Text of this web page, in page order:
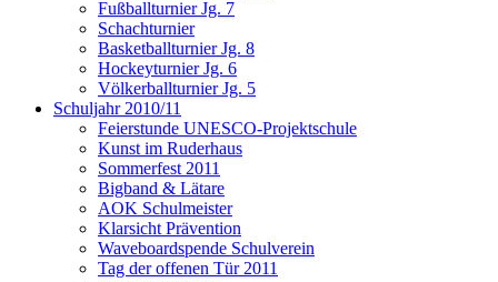
Fußballturnier Jg. 7
Schachturnier
Basketballturnier Jg. 8
Hockeyturnier Jg. 6
Völkerballturnier Jg. 5
Schuljahr 2010/11
Feierstunde UNESCO-Projektschule
Kunst im Ruderhaus
Sommerfest 2011
Bigband & Lätare
AOK Schulmeister
Klarsicht Prävention
Waveboardspende Schulverein
Tag der offenen Tür 2011